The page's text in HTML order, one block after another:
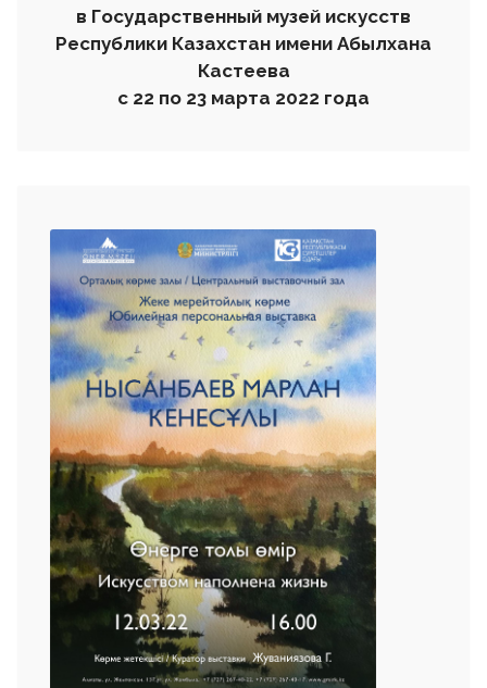
в Государственный музей искусств
Республики Казахстан имени Абылхана
Кастеева
с 22 по 23 марта 2022 года